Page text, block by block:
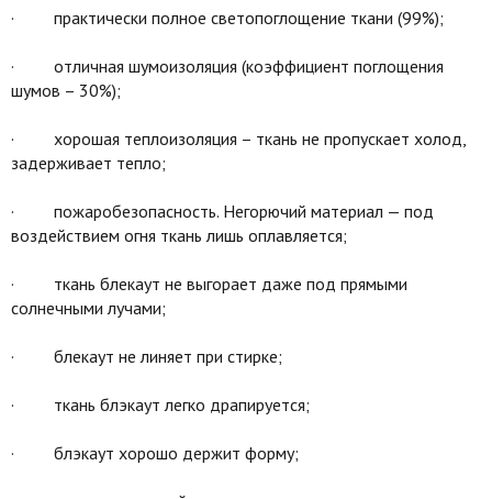
· практически полное светопоглощение ткани (99%);
· отличная шумоизоляция (коэффициент поглощения
шумов – 30%);
· хорошая теплоизоляция – ткань не пропускает холод,
задерживает тепло;
· пожаробезопасность. Негорючий материал — под
воздействием огня ткань лишь оплавляется;
· ткань блекаут не выгорает даже под прямыми
солнечными лучами;
· блекаут не линяет при стирке;
· ткань блэкаут легко драпируется;
· блэкаут хорошо держит форму;